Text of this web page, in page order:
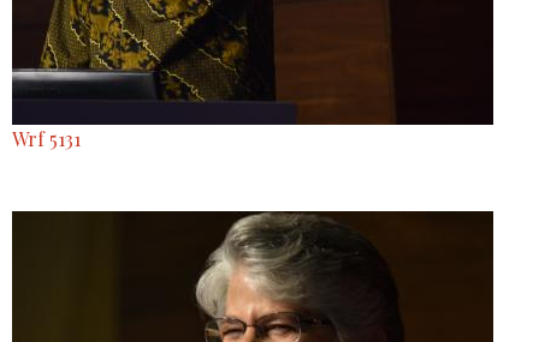
Wrf 5131